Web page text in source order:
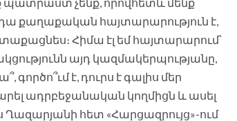
դա քաղաքական հայտարարություն է,
Հիմա էլ եմ հայտարարում՝
այդ կազմակերպությանը,
է, դուրս է գալիս մեր
ադրբեջանական կողմիցն և ասել
հետ «Հարցազրույց»-ում